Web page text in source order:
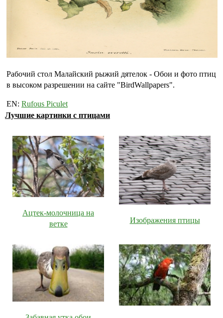
Рабочий стол Малайский рыжий дятелок - Обои и фото птиц
в высоком разрешении на сайте "BirdWallpapers".
EN: Rufous Piculet
Лучшие картинки с птицами
Ацтек-молочница на
ветке
Изображения птицы